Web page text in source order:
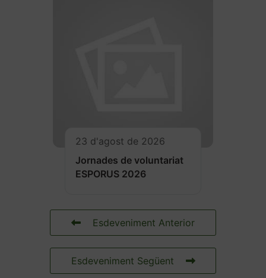
23 d'agost de 2026
Jornades de voluntariat
ESPORUS 2026
Esdeveniment Anterior
Esdeveniment Següent